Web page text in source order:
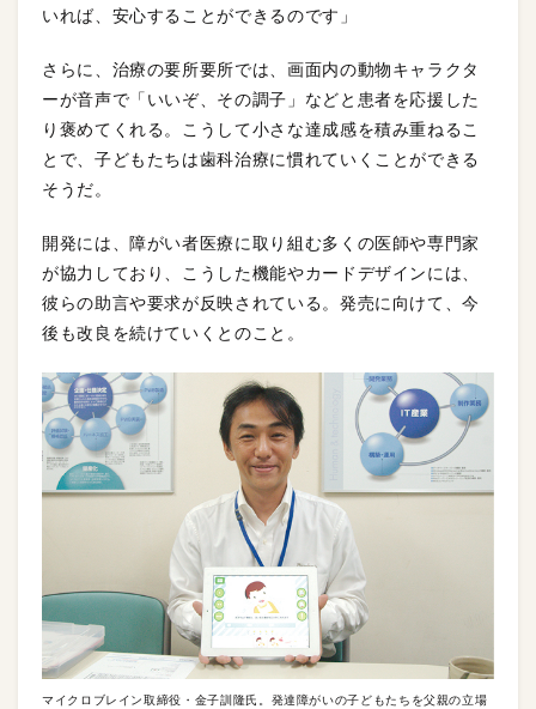
いれば、安心することができるのです」
さらに、治療の要所要所では、画面内の動物キャラクタ
ーが音声で「いいぞ、その調子」などと患者を応援した
り褒めてくれる。こうして小さな達成感を積み重ねるこ
とで、子どもたちは歯科治療に慣れていくことができる
そうだ。
開発には、障がい者医療に取り組む多くの医師や専門家
が協力しており、こうした機能やカードデザインには、
彼らの助言や要求が反映されている。発売に向けて、今
後も改良を続けていくとのこと。
マイクロブレイン取締役・金子訓隆氏。発達障がいの子どもたちを父親の立場